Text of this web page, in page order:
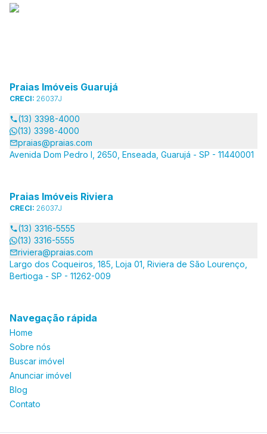
Praias Imóveis Guarujá
CRECI: 26037J
(13) 3398-4000
(13) 3398-4000
praias@praias.com
Avenida Dom Pedro I, 2650, Enseada, Guarujá - SP - 11440001
Praias Imóveis Riviera
CRECI: 26037J
(13) 3316-5555
(13) 3316-5555
riviera@praias.com
Largo dos Coqueiros, 185, Loja 01, Riviera de São Lourenço,
Bertioga - SP - 11262-009
Navegação rápida
Home
Sobre nós
Buscar imóvel
Anunciar imóvel
Blog
Contato